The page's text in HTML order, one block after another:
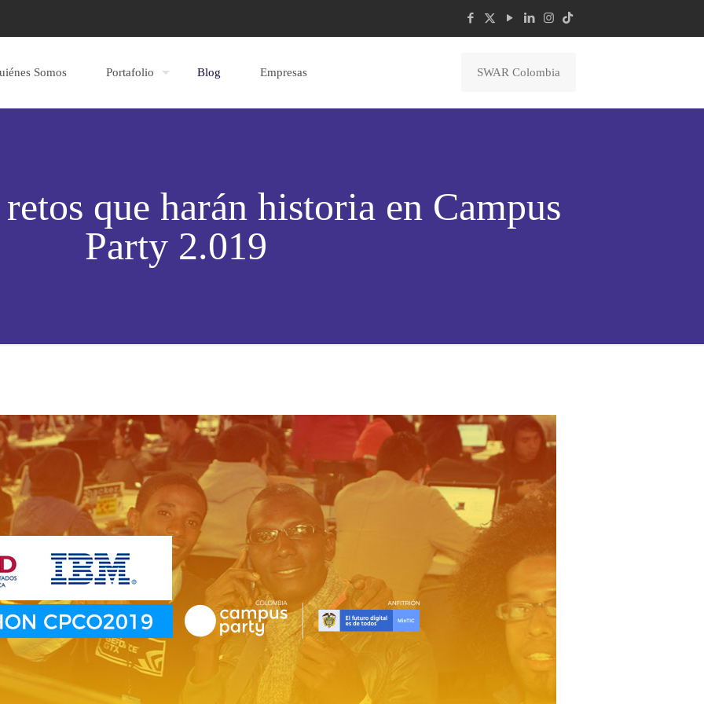
Somos Portafolio Blog Empresas SWAR Colombia
que harán historia en Campus
Party 2.019